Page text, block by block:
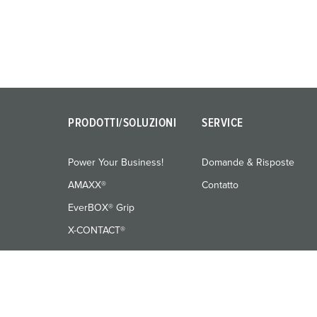
PRODOTTI/SOLUZIONI
Power Your Business!
AMAXX®
EverBOX® Grip
X-CONTACT®
SERVICE
Domande & Risposte
Contatto